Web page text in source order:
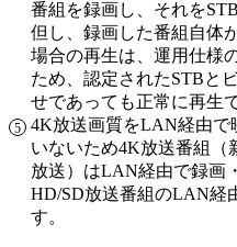
番組を録画し、それを
但し、録画した番組自体
場合の再生は、運用仕様
ため、認定されたSTBと
せであっても正常に再生
4K放送画質をLAN経由で
いないため4K放送番組（
放送）はLAN経由で録画
HD/SD放送番組のLAN経
す。